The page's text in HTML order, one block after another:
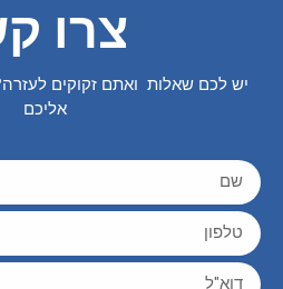
צרו
יש לכם שאלות ואתם זקוקים
אליכם